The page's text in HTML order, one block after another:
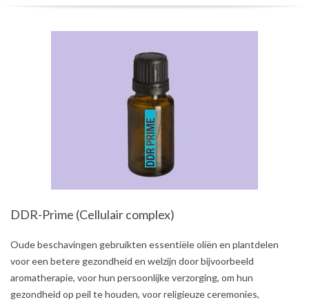
DDR-Prime (Cellulair complex)
2021-
Oude beschavingen gebruikten essentiële oliën en plantdelen
voor een betere gezondheid en welzijn door bijvoorbeeld
aromatherapie, voor hun persoonlijke verzorging, om hun
gezondheid op peil te houden, voor religieuze ceremonies,